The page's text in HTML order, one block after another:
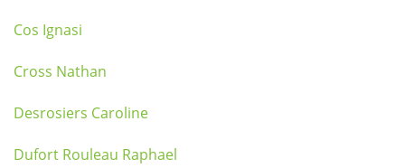
Cos Ignasi
Cross Nathan
Desrosiers Caroline
Dufort Rouleau Raphael